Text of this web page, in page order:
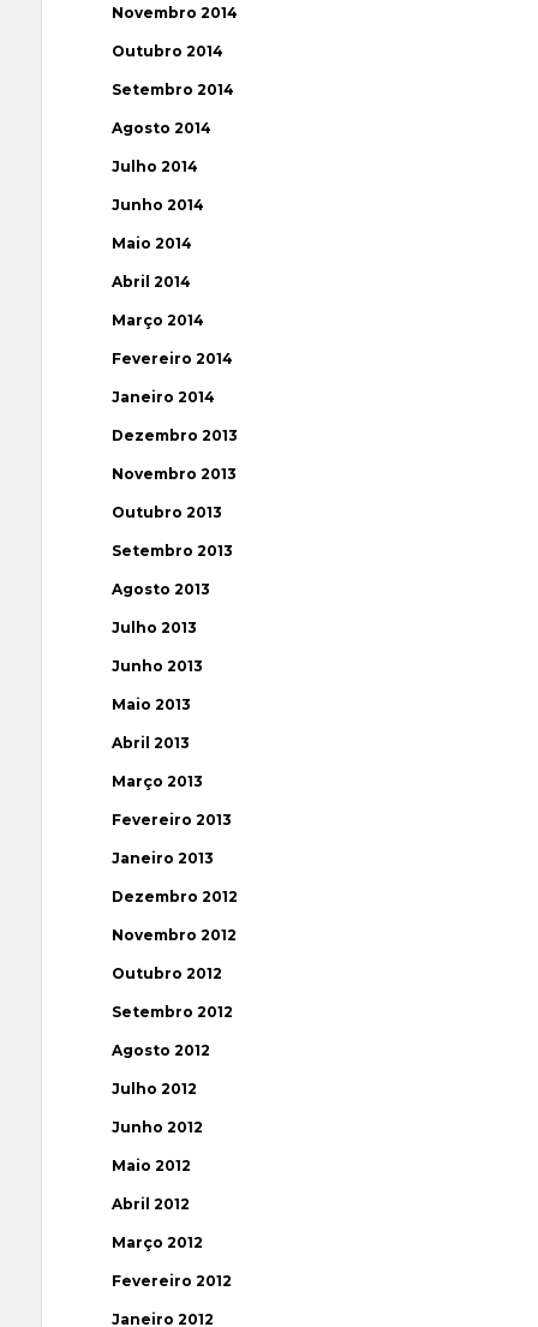
Novembro 2014
Outubro 2014
Setembro 2014
Agosto 2014
Julho 2014
Junho 2014
Maio 2014
Abril 2014
Março 2014
Fevereiro 2014
Janeiro 2014
Dezembro 2013
Novembro 2013
Outubro 2013
Setembro 2013
Agosto 2013
Julho 2013
Junho 2013
Maio 2013
Abril 2013
Março 2013
Fevereiro 2013
Janeiro 2013
Dezembro 2012
Novembro 2012
Outubro 2012
Setembro 2012
Agosto 2012
Julho 2012
Junho 2012
Maio 2012
Abril 2012
Março 2012
Fevereiro 2012
Janeiro 2012